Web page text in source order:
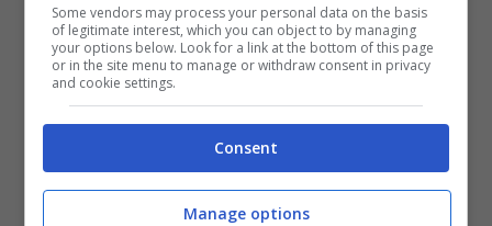
tight si indossa con le bretelle. Queste
devono essere possibilmente grigie, da
abbottonare ai bottoni all’interno dei
pantaloni.
Scarpe
Some vendors may process your personal data on the basis
of legitimate interest, which you can object to by managing
your options below. Look for a link at the bottom of this page
or in the site menu to manage or withdraw consent in privacy
and cookie settings.
Consent
Manage options